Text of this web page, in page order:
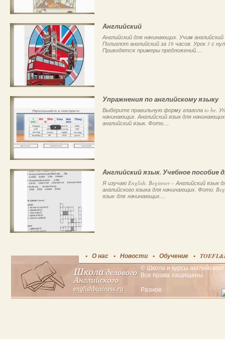
Английский
Английский для начинающих. Учим английский
Полиглот английский за 16 часов. Урок 3 с
Приводятся примеры предложений,...
Упражнения по английскому языку
Выберите правильную форму глагола to be.
начинающих. Английский язык для
английский язык. Фото....
Английский язык. Учебное пособие
Я изучаю English. Beginner – Английский язык
английского языка для начинающих. Фото.
язык для начинающих....
О нас Новости Обучение
© Школа и курсы
Все права защищены.
Разное